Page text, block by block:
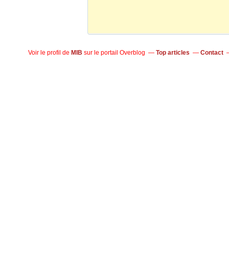
Voir le profil de MIB sur le portail Overblog Top articles Contact